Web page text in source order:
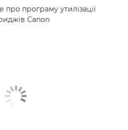
про програму утилізації
Canon